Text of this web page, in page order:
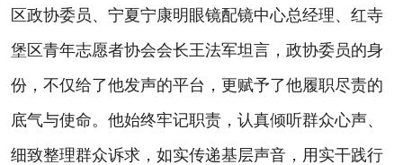
区政协委员、宁夏宁康明眼镜配镜中心总经理、红寺
堡区青年志愿者协会会长王法军坦言，政协委员的身
份，不仅给了他发声的平台，更赋予了他履职尽责的
底气与使命。他始终牢记职责，认真倾听群众心声、
细致整理群众诉求，如实传递基层声音，用实干践行